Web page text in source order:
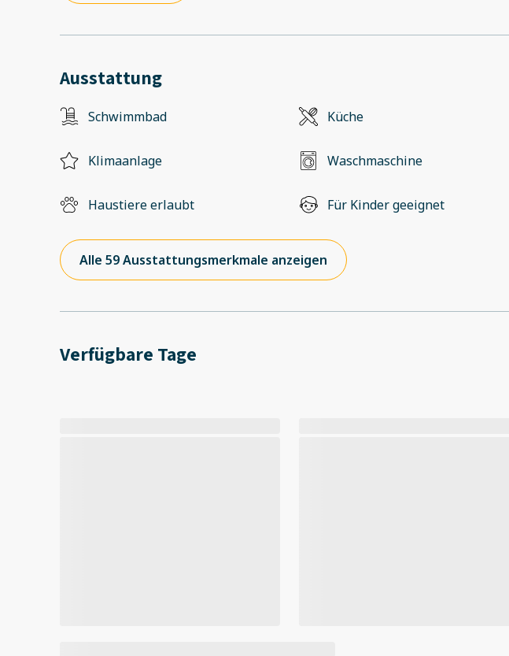
Ausstattung
Schwimmbad Küche
Klimaanlage Waschmaschine
Haustiere erlaubt Für Kinder geeignet
Alle 59 Ausstattungsmerkmale anzeigen
Verfügbare Tage